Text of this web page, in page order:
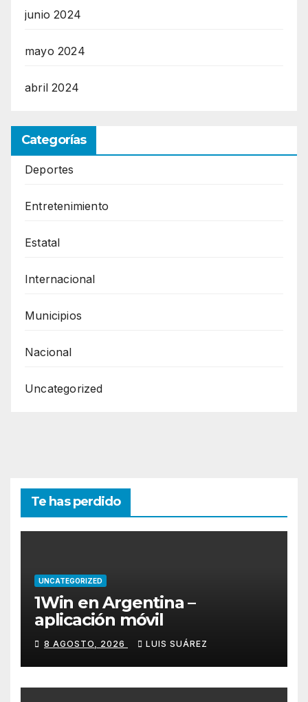
junio 2024
mayo 2024
abril 2024
Categorías
Deportes
Entretenimiento
Estatal
Internacional
Municipios
Nacional
Uncategorized
Te has perdido
UNCATEGORIZED
1Win en Argentina –
aplicación móvil
8 AGOSTO, 2026 LUIS SUÁREZ